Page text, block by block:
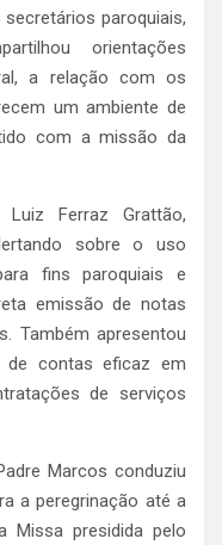
paroquiais,
orientações
a relação com os
um ambiente de
com a missão da
Ferraz Grattão,
sobre o uso
fins paroquiais e
emissão de notas
Também apresentou
de contas eficaz em
de serviços
Marcos conduziu
a peregrinação até a
Missa presidida pelo